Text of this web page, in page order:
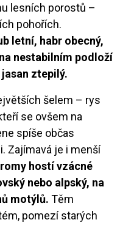
lesních porostů –
pohořích.
letní, habr obecný,
nestabilním podloží
ztepilý.
šelem – rys
se ovšem na
spíše občas
Zajímavá je i menší
hostí vzácné
nebo alpský, na
motýlů. Těm
pomezí starých